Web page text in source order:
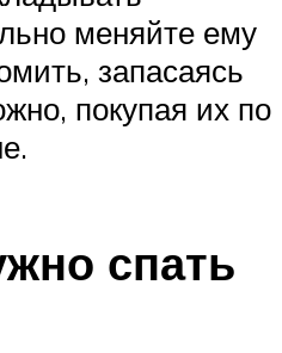
меняйте ему
запасаясь
покупая их по
спать